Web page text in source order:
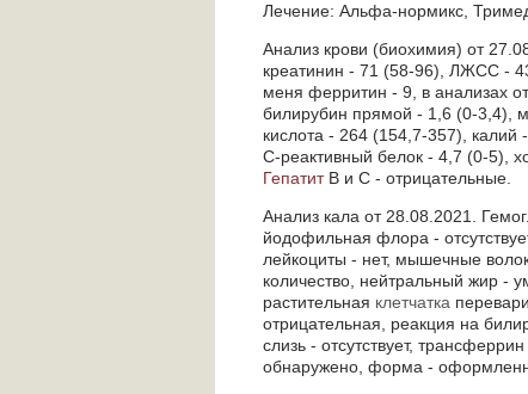
Лечение: Альфа-нормикс,
Анализ крови (биохимия) от
креатинин - 71 (58-96), ЛЖСС -
меня ферритин - 9, в анализах
билирубин прямой - 1,6 (0-3,4),
кислота - 264 (154,7-357),
С-реактивный белок - 4,7 (0-5),
ГепатитВ и С - отрицательные.
Анализ кала от 28.08.2021.
йодофильная флора -
лейкоциты - нет, мышечные
количество, нейтральный жир -
растительная клетчатка
отрицательная, реакция на
слизь - отсутствует,
обнаружено, форма -